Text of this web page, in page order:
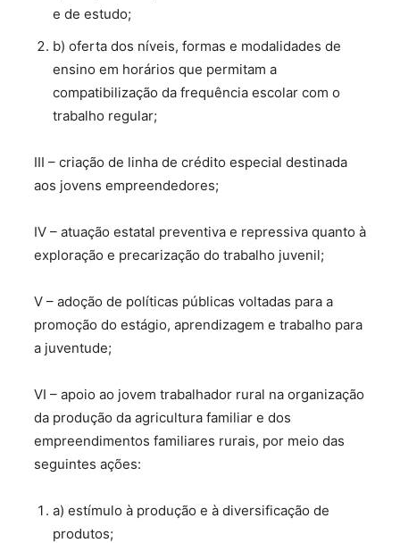
e de estudo;
b) oferta dos níveis, formas e modalidades de
ensino em horários que permitam a
compatibilização da frequência escolar com o
trabalho regular;
III – criação de linha de crédito especial destinada
aos jovens empreendedores;
IV – atuação estatal preventiva e repressiva quanto à
exploração e precarização do trabalho juvenil;
V – adoção de políticas públicas voltadas para a
promoção do estágio, aprendizagem e trabalho para
a juventude;
VI – apoio ao jovem trabalhador rural na organização
da produção da agricultura familiar e dos
empreendimentos familiares rurais, por meio das
seguintes ações:
a) estímulo à produção e à diversificação de
produtos;